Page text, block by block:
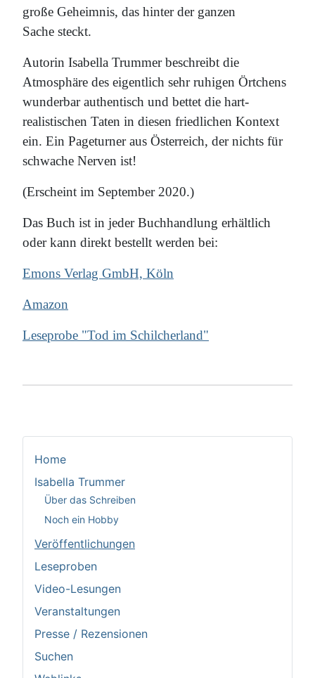
Home
Isabella Trummer
Über das Schreiben
Noch ein Hobby
Veröffentlichungen
Leseproben
Video-Lesungen
Veranstaltungen
Presse / Rezensionen
Suchen
große Geheimnis, das hinter der ganzen
Sache steckt.
Autorin Isabella Trummer beschreibt die
Atmosphäre des eigentlich sehr ruhigen Örtchens
wunderbar authentisch und bettet die hart-
realistischen Taten in diesen friedlichen Kontext
ein. Ein Pageturner aus Österreich, der nichts für
schwache Nerven ist!
(Erscheint im September 2020.)
Das Buch ist in jeder Buchhandlung erhältlich
oder kann direkt bestellt werden bei:
Emons Verlag GmbH, Köln
Amazon
Leseprobe "Tod im Schilcherland"